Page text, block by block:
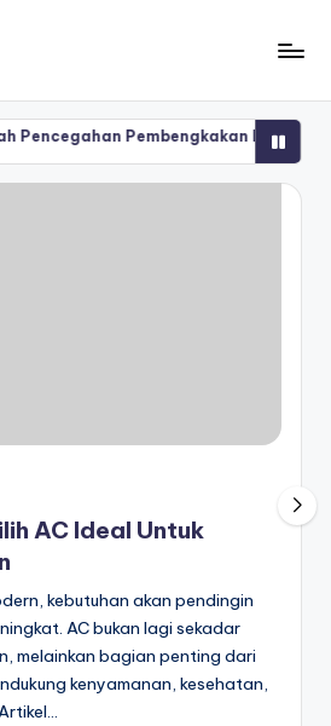
Pembengkakan Lengan
AC Ideal Untuk
kebutuhan akan pendingin
AC bukan lagi sekadar
melainkan bagian penting dari
kenyamanan, kesehatan,